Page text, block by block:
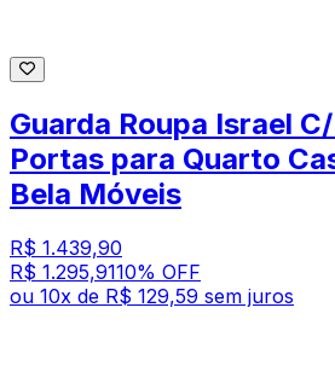
Guarda Roupa Israel
Portas para Quarto
Bela Móveis
R$ 1.439,90
R$ 1.295,9110% OFF
ou 10x de R$ 129,59 sem juros